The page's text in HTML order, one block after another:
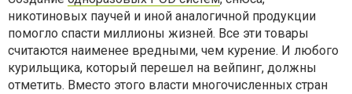
никотиновых паучей и иной аналогичной продукции
помогло спасти миллионы жизней. Все эти товары
считаются наименее вредными, чем курение. И любого
курильщика, который перешел на вейпинг, должны
отметить. Вместо этого власти многочисленных стран